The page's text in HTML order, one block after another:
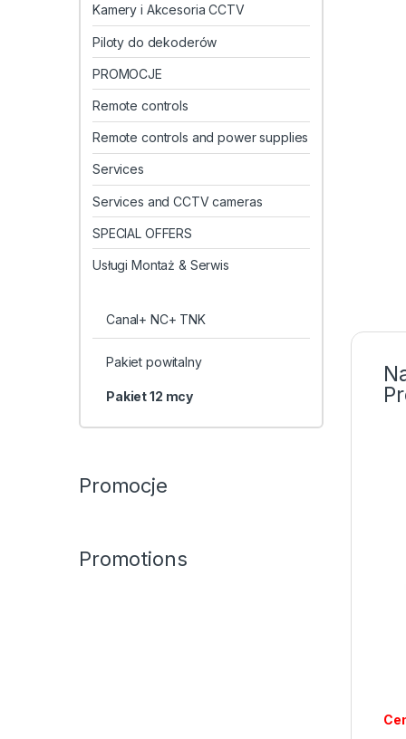
Kamery i Akcesoria CCTV
Piloty do dekoderów
PROMOCJE
Remote controls
Remote controls and power supplies
Services
Services and CCTV cameras
SPECIAL OFFERS
Usługi Montaż & Serwis
Canal+ NC+ TNK
Pakiet powitalny
Pakiet 12 mcy
Promocje
Promotions